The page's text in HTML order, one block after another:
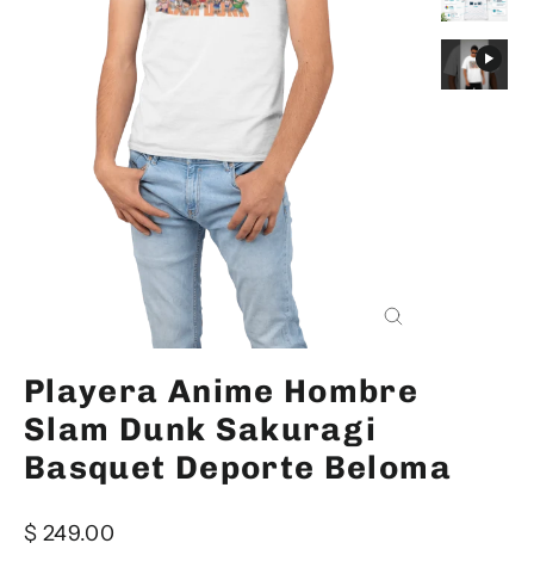
Playera Anime Hombre
Slam Dunk Sakuragi
Basquet Deporte Beloma
Precio
$ 249.00